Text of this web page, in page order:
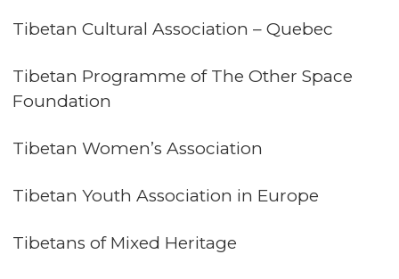
Tibetan Cultural Association – Quebec
Tibetan Programme of The Other Space
Foundation
Tibetan Women’s Association
Tibetan Youth Association in Europe
Tibetans of Mixed Heritage